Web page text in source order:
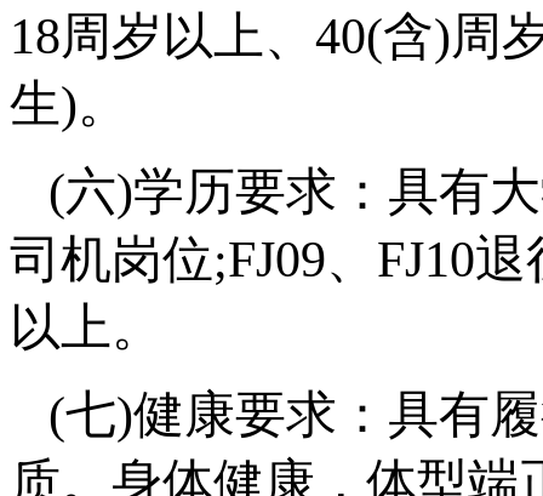
18周岁以上、40(含)周
生)。
(六)学历要求：具有
司机岗位;FJ09、FJ10
以上。
(七)健康要求：具有
质。身体健康，体型